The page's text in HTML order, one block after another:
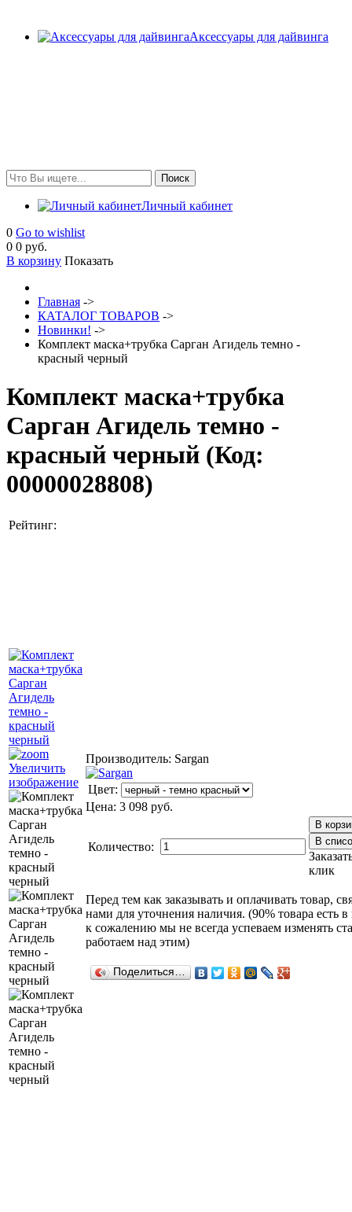
Аксессуары для дайвинга
Личный кабинет
0 Go to wishlist
0 0 руб.
В корзину Показать
Главная ->
КАТАЛОГ ТОВАРОВ ->
Новинки! ->
Комплект маска+трубка Сарган Агидель темно -
красный черный
Комплект маска+трубка
Сарган Агидель темно -
красный черный (Код:
00000028808)
Рейтинг:
Увеличить
изображение
Производитель: Sargan
Цвет:
Цена: 3 098 руб.
Количество:
клик
Перед тем как заказывать и оплачивать товар,
нами для уточнения наличия. (90% товара есть
к сожалению мы не всегда успеваем изменять
работаем над этим)
Поделиться…